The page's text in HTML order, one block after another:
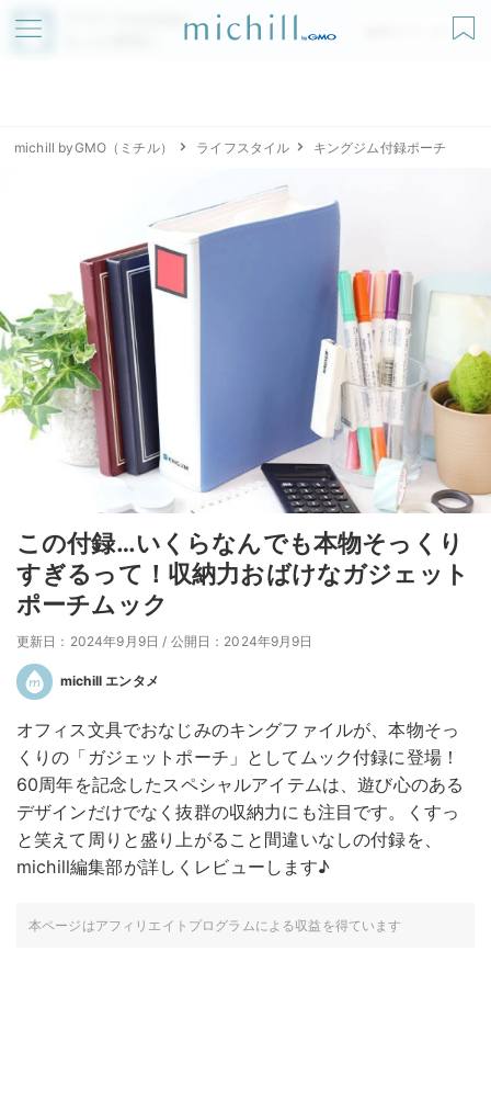
アプリでmichillが
無料ダウンロード
michill byGMO（ミチル） ライフスタイル キングジム付録ポーチ
この付録…いくらなんでも本物そっくり
すぎるって！収納力おばけなガジェット
ポーチムック
更新日：2024年9月9日 / 公開日：2024年9月9日
michill エンタメ
オフィス文具でおなじみのキングファイルが、本物そっ
くりの「ガジェットポーチ」としてムック付録に登場！
60周年を記念したスペシャルアイテムは、遊び心のある
デザインだけでなく抜群の収納力にも注目です。くすっ
と笑えて周りと盛り上がること間違いなしの付録を、
michill編集部が詳しくレビューします♪
本ページはアフィリエイトプログラムによる収益を得ています